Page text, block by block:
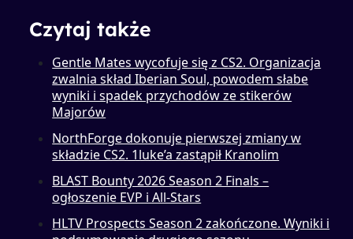
Czytaj także
Gentle Mates wycofuje się z CS2. Organizacja
zwalnia skład Iberian Soul, powodem słabe
wyniki i spadek przychodów ze stikerów
Majorów
NorthForge dokonuje pierwszej zmiany w
składzie CS2. 1luke’a zastąpił Kranolim
BLAST Bounty 2026 Season 2 Finals –
ogłoszenie EVP i All-Stars
HLTV Prospects Season 2 zakończone. Wyniki i